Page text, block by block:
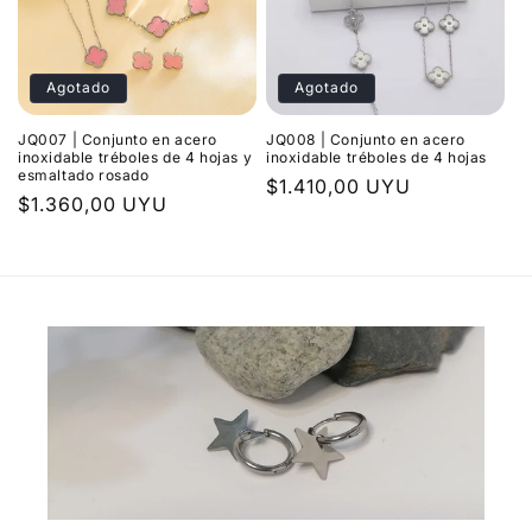
Agotado
JQ007 | Conjunto en acero
inoxidable tréboles de 4 hojas y
esmaltado rosado
Precio
$1.360,00 UYU
Agotado
JQ008 | Conjunto en acero
inoxidable tréboles de 4 hojas
Precio
$1.410,00 UYU